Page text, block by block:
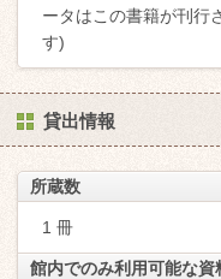
ータはこの書籍が刊行
す)
貸出情報
所蔵数
1 冊
館内でのみ利用可能な資